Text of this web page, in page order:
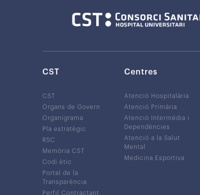
CST
CST
Òrgans de Govern
Organigrama
Pla estratègic
RSC
Memòria CST
Codi ètic
Portal de la
Transparència
Perfil Contractant
Centres
Atenció Hospitalària
Atenció Primària
Atenció Intermèdia i
Dependències
Atenció a la Salut
Mental
Medicina Esportiva